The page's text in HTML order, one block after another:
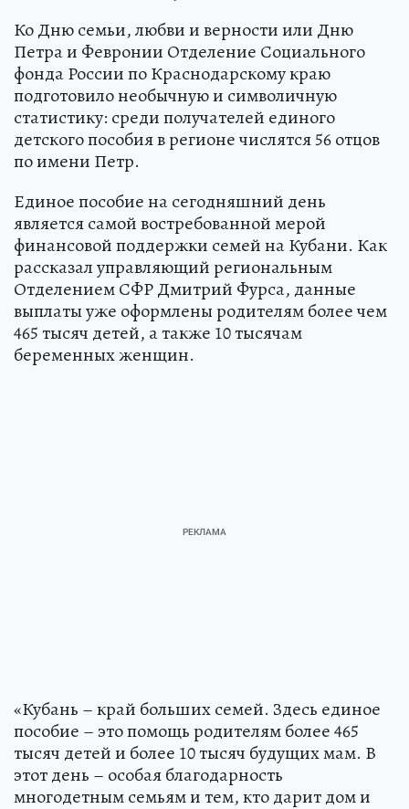
Ко Дню семьи, любви и верности или Дню
Петра и Февронии Отделение Социального
фонда России по Краснодарскому краю
подготовило необычную и символичную
статистику: среди получателей единого
детского пособия в регионе числятся 56 отцов
по имени Петр.
Единое пособие на сегодняшний день
является самой востребованной мерой
финансовой поддержки семей на Кубани. Как
рассказал управляющий региональным
Отделением СФР Дмитрий Фурса, данные
выплаты уже оформлены родителям более чем
465 тысяч детей, а также 10 тысячам
беременных женщин.
«Кубань – край больших семей. Здесь единое
пособие – это помощь родителям более 465
тысяч детей и более 10 тысяч будущих мам. В
этот день – особая благодарность
многодетным семьям и тем, кто дарит дом и